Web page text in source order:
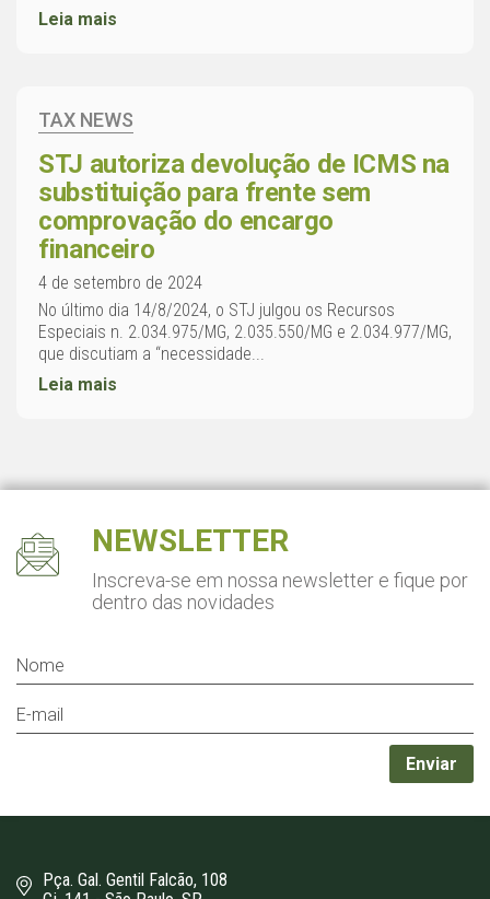
Leia mais
TAX NEWS
STJ autoriza devolução de ICMS na
substituição para frente sem
comprovação do encargo
financeiro
4 de setembro de 2024
No último dia 14/8/2024, o STJ julgou os Recursos
Especiais n. 2.034.975/MG, 2.035.550/MG e 2.034.977/MG,
que discutiam a “necessidade...
Leia mais
NEWSLETTER
Inscreva-se em nossa newsletter e fique por
dentro das novidades
Pça. Gal. Gentil Falcão, 108